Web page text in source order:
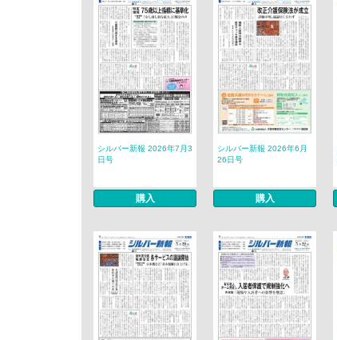
シルバー新報 2026年7月3
日号
購入
シルバー新報 2026年6月
26日号
購入